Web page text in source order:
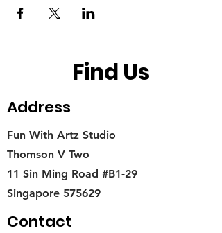
Find Us
Address
Fun With Artz Studio
Thomson V Two
11 Sin Ming Road #B1-29
Singapore 575629
Contact